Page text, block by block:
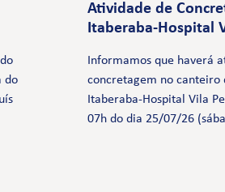
do
Atividade de
Itaberaba-Hospital
Informamos que haverá
concretagem no canteiro
Itaberaba-Hospital Vila
07h do dia 25/07/26